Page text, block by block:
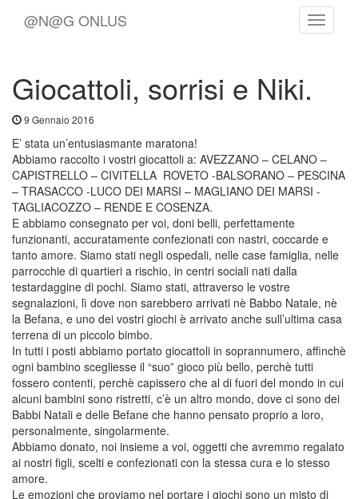
Toggle
@N@G ONLUS
Giocattoli, sorrisi e Niki.
9 Gennaio 2016
E’ stata un’entusiasmante maratona!
Abbiamo raccolto i vostri giocattoli a: AVEZZANO – CELANO –
CAPISTRELLO – CIVITELLA ROVETO -BALSORANO – PESCINA
– TRASACCO -LUCO DEI MARSI – MAGLIANO DEI MARSI -
TAGLIACOZZO – RENDE E COSENZA.
E abbiamo consegnato per voi, doni belli, perfettamente
funzionanti, accuratamente confezionati con nastri, coccarde e
tanto amore. Siamo stati negli ospedali, nelle case famiglia, nelle
parrocchie di quartieri a rischio, in centri sociali nati dalla
testardaggine di pochi. Siamo stati, attraverso le vostre
segnalazioni, lì dove non sarebbero arrivati nè Babbo Natale, nè
la Befana, e uno dei vostri giochi è arrivato anche sull’ultima casa
terrena di un piccolo bimbo.
In tutti i posti abbiamo portato giocattoli in soprannumero, affinchè
ogni bambino scegliesse il “suo” gioco più bello, perchè tutti
fossero contenti, perchè capissero che al di fuori del mondo in cui
alcuni bambini sono ristretti, c’è un altro mondo, dove ci sono dei
Babbi Natali e delle Befane che hanno pensato proprio a loro,
personalmente, singolarmente.
Abbiamo donato, noi insieme a voi, oggetti che avremmo regalato
ai nostri figli, scelti e confezionati con la stessa cura e lo stesso
amore.
Le emozioni che proviamo nel portare i giochi sono un misto di